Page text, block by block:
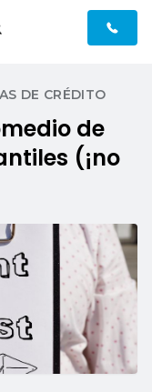
DE CRÉDITO
de
(¡no